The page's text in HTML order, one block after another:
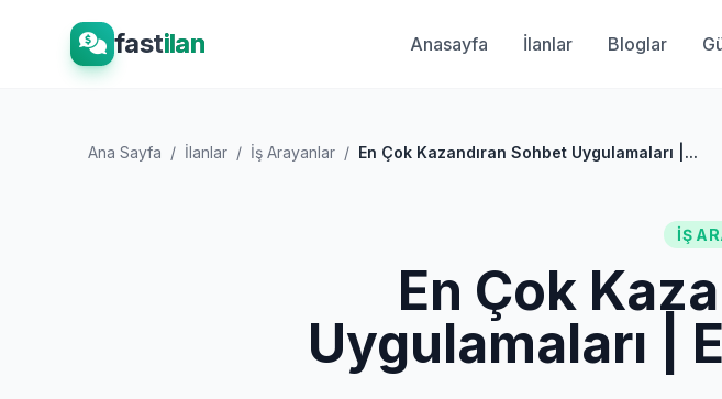
fastilan Anasayfa İlanlar Bloglar
Ana Sayfa / İlanlar / İş Arayanlar / En Çok Kazandıran Sohbet Uygulamaları |...
İŞ
En Çok
Uygulamaları |